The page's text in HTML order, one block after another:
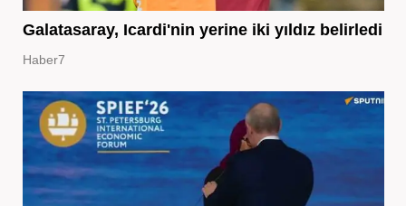
Galatasaray, Icardi'nin yerine iki yıldız belirledi
Haber7